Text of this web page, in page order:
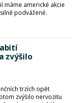
máme americké akcie
podvážené.
zvýšilo
trzích opět
zvýšilo nervozitu